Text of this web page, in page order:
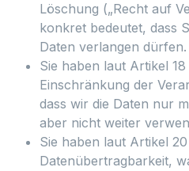
Löschung („Recht auf
konkret bedeutet, dass
Daten verlangen dürfen.
Sie haben laut Artikel
Einschränkung der
dass wir die Daten nur
aber nicht weiter
Sie haben laut Artikel
Datenübertragbarkeit,